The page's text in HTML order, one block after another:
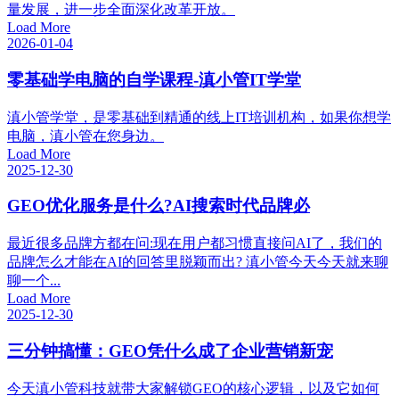
量发展，进一步全面深化改革开放。
Load More
2026-01-04
零基础学电脑的自学课程-滇小管IT学堂
滇小管学堂，是零基础到精通的线上IT培训机构，如果你想学
电脑，滇小管在您身边。
Load More
2025-12-30
GEO优化服务是什么?AI搜索时代品牌必
最近很多品牌方都在问:现在用户都习惯直接问AI了，我们的
品牌怎么才能在AI的回答里脱颖而出? 滇小管今天今天就来聊
聊一个...
Load More
2025-12-30
三分钟搞懂：GEO凭什么成了企业营销新宠
今天滇小管科技就带大家解锁GEO的核心逻辑，以及它如何